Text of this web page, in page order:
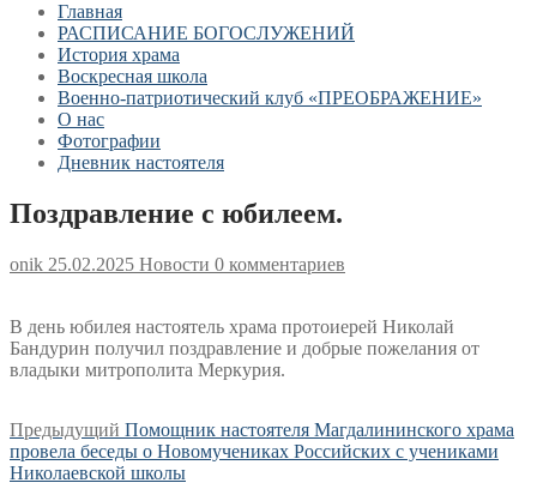
Главная
РАСПИСАНИЕ БОГОСЛУЖЕНИЙ
История храма
Воскресная школа
Военно-патриотический клуб «ПРЕОБРАЖЕНИЕ»
О нас
Фотографии
Дневник настоятеля
Поздравление с юбилеем.
onik 25.02.2025 Новости 0 комментариев
В день юбилея настоятель храма протоиерей Николай
Бандурин получил поздравление и добрые пожелания от
владыки митрополита Меркурия.
Навигация
по
Предыдущий Предыдущая
запись:
Помощник настоятеля Магдалининского храма
провела беседы о Новомучениках Российских с учениками
Николаевской школы